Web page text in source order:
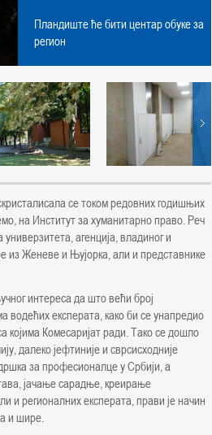
Пландиште ће бити центар обуке за
регион
се током редовних годишњих
на Институт за хуманитарно право. Реч
агенција, владиног и
из Женеве и Њујорка, али и представнике
интереса да што већи број
водећих експерата, како би се унапредио
којима Комесаријат ради. Тако се дошло
далеко јефтиније и сврсисходније
за професионалце у Србији, а
јачање сарадње, креирање
и регионалних експерата, прави је начин
и шире.